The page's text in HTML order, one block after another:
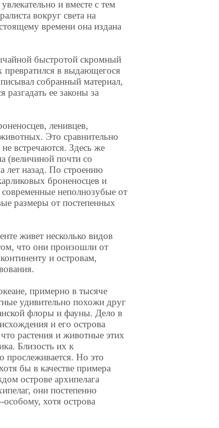
и вместе с тем
вокруг света на
времени она издана
быстротой скромный
в выдающегося
собранный материал,
ее законы за
ленивцев,
Это сравнительно
встречаются. Здесь же
(величиной почти со
лет назад. По строению
броненосцев и
неполнозубые от
размеры от постепенных
живет несколько видов
что они произошли от
и островам,
примерно в тысяче
удивительно похожи друг
флоры и фауны. Дело в
и его острова
растения и животные этих
Близость их к
прослеживается. Но это
бы в качестве примера
острове архипелага
они постепенно
хотя острова